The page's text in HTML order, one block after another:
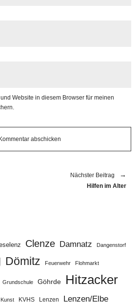
Website in diesem Browser für meinen
Nächster Beitrag
Hilfen im Alter
Clenze Damnatz Dangenstorf
Dömitz Feuerwehr Flohmarkt
Grundschule Göhrde Hitzacker
Kunst KVHS Lenzen Lenzen/Elbe